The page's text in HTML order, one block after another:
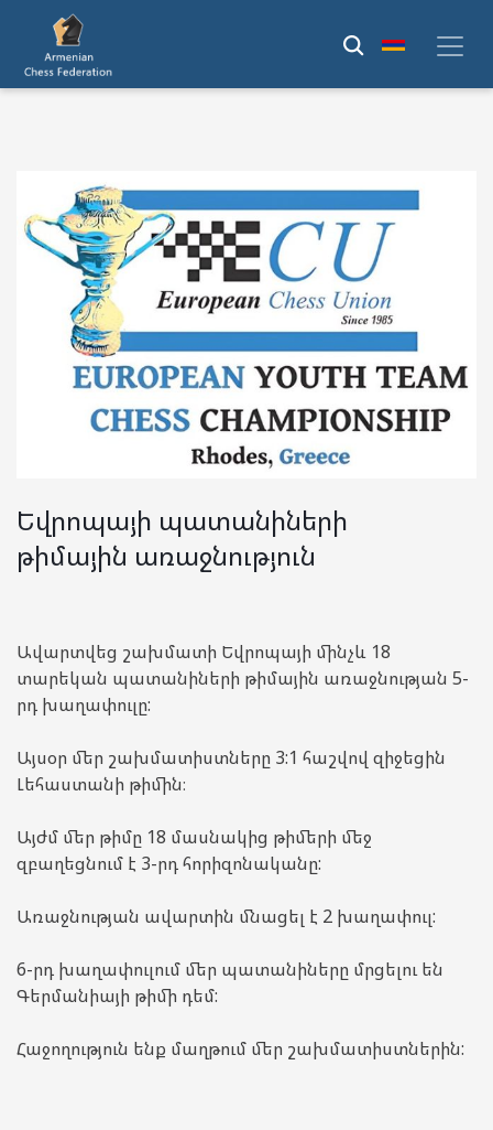
Եվրոպայի պատանիների
թիմային առաջնություն
Ավարտվեց շախմատի Եվրոպայի մինչև 18
տարեկան պատանիների թիմային առաջնության 5-
րդ խաղափուլը:
Այսօր մեր շախմատիստները 3:1 հաշվով զիջեցին
Լեհաստանի թիմին։
Այժմ մեր թիմը 18 մասնակից թիմերի մեջ
զբաղեցնում է 3-րդ հորիզոնականը:
Առաջնության ավարտին մնացել է 2 խաղափուլ:
6-րդ խաղափուլում մեր պատանիները մրցելու են
Գերմանիայի թիմի դեմ:
Հաջողություն ենք մաղթում մեր շախմատիստներին: